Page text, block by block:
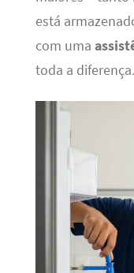
está
com uma
toda a diferença.